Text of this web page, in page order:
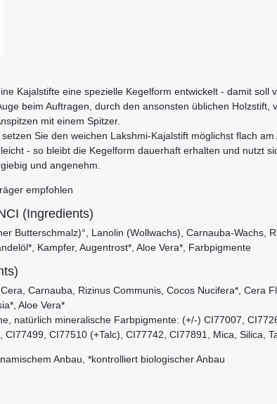
Kajalstifte eine spezielle Kegelform entwickelt - damit soll
beim Auftragen, durch den ansonsten üblichen Holzstift,
mit einem Spitzer.
Sie den weichen Lakshmi-Kajalstift möglichst flach
- so bleibt die Kegelform dauerhaft erhalten und nutzt
und angenehm.
empfohlen
(Ingredients)
Butterschmalz)°, Lanolin (Wollwachs), Carnauba-Wachs,
Kampfer, Augentrost*, Aloe Vera*, Farbpigmente
Carnauba, Rizinus Communis, Cocos Nucifera*, Cera
Aloe Vera*
natürlich mineralische Farbpigmente: (+/-) CI77007,
CI77499, CI77510 (+Talc), CI77742, CI77891, Mica, Silica,
Anbau, *kontrolliert biologischer Anbau